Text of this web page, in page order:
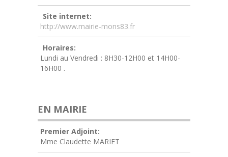
Site internet:
http://www.mairie-mons83.fr
Horaires:
Lundi au Vendredi : 8H30-12H00 et 14H00-
16H00 .
EN MAIRIE
Premier Adjoint:
Mme Claudette MARIET